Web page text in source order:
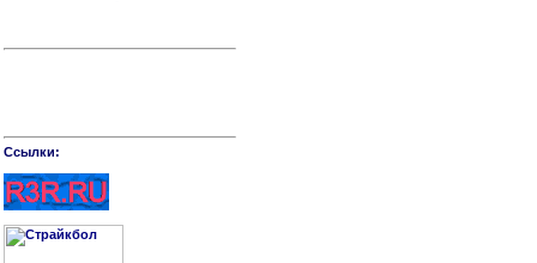
Cсылки: